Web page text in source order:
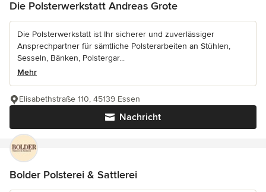
Die Polsterwerkstatt Andreas Grote
Die Polsterwerkstatt ist Ihr sicherer und zuverlässiger
Ansprechpartner für sämtliche Polsterarbeiten an Stühlen,
Sesseln, Bänken, Polstergar...
Mehr
Nachricht
Elisabethstraße 110, 45139 Essen
Bolder Polsterei & Sattlerei